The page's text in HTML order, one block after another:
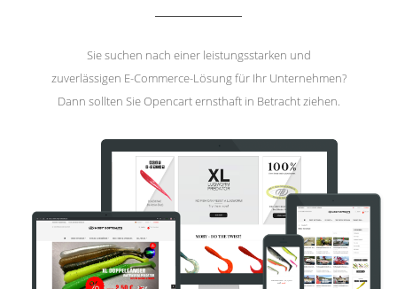
Sie suchen nach einer leistungsstarken und
zuverlässigen E-Commerce-Lösung für Ihr Unternehmen?
Dann sollten Sie Opencart ernsthaft in Betracht ziehen.